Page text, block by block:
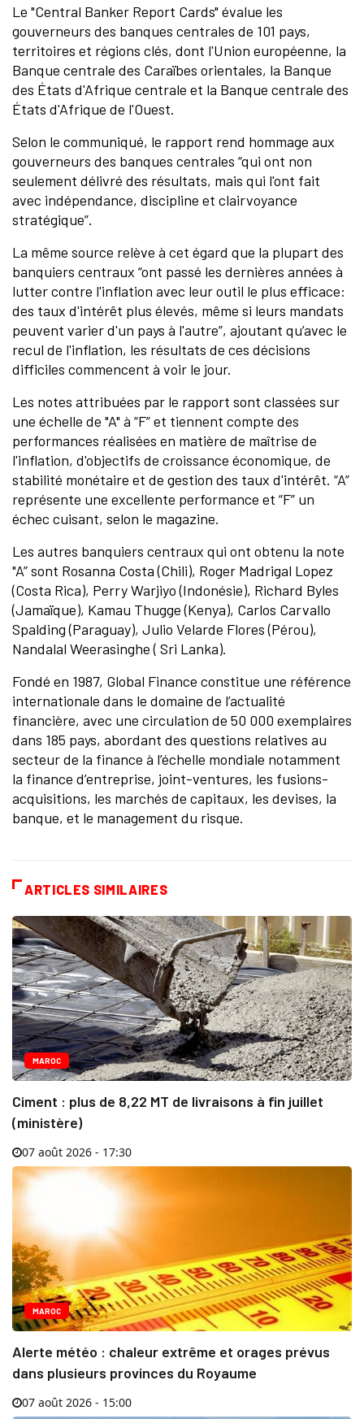
Le "Central Banker Report Cards" évalue les
gouverneurs des banques centrales de 101 pays,
territoires et régions clés, dont l'Union européenne, la
Banque centrale des Caraïbes orientales, la Banque
des États d'Afrique centrale et la Banque centrale des
États d'Afrique de l'Ouest.
Selon le communiqué, le rapport rend hommage aux
gouverneurs des banques centrales “qui ont non
seulement délivré des résultats, mais qui l'ont fait
avec indépendance, discipline et clairvoyance
stratégique”.
La même source relève à cet égard que la plupart des
banquiers centraux “ont passé les dernières années à
lutter contre l'inflation avec leur outil le plus efficace:
des taux d'intérêt plus élevés, même si leurs mandats
peuvent varier d'un pays à l'autre”, ajoutant qu’avec le
recul de l'inflation, les résultats de ces décisions
difficiles commencent à voir le jour.
Les notes attribuées par le rapport sont classées sur
une échelle de "A" à “F” et tiennent compte des
performances réalisées en matière de maîtrise de
l'inflation, d'objectifs de croissance économique, de
stabilité monétaire et de gestion des taux d'intérêt. “A”
représente une excellente performance et “F” un
échec cuisant, selon le magazine.
Les autres banquiers centraux qui ont obtenu la note
"A” sont Rosanna Costa (Chili), Roger Madrigal Lopez
(Costa Rica), Perry Warjiyo (Indonésie), Richard Byles
(Jamaïque), Kamau Thugge (Kenya), Carlos Carvallo
Spalding (Paraguay), Julio Velarde Flores (Pérou),
Nandalal Weerasinghe ( Sri Lanka).
Fondé en 1987, Global Finance constitue une référence
internationale dans le domaine de l’actualité
financière, avec une circulation de 50 000 exemplaires
dans 185 pays, abordant des questions relatives au
secteur de la finance à l’échelle mondiale notamment
la finance d’entreprise, joint-ventures, les fusions-
acquisitions, les marchés de capitaux, les devises, la
banque, et le management du risque.
ARTICLES SIMILAIRES
MAROC
Ciment : plus de 8,22 MT de livraisons à fin juillet
(ministère)
07 août 2026 - 17:30
MAROC
Alerte météo : chaleur extrême et orages prévus
dans plusieurs provinces du Royaume
07 août 2026 - 15:00